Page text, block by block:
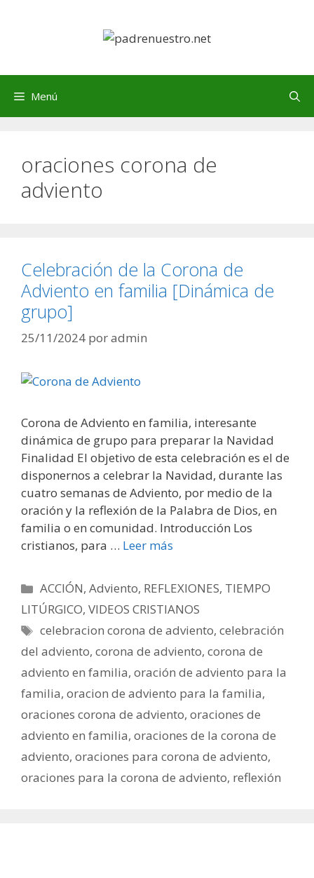
Menú
oraciones corona de
adviento
Celebración de la Corona de
Adviento en familia [Dinámica de
grupo]
25/11/2024 poradmin
Corona de Adviento en familia, interesante
dinámica de grupo para preparar la Navidad
Finalidad El objetivo de esta celebración es el de
disponernos a celebrar la Navidad, durante las
cuatro semanas de Adviento, por medio de la
oración y la reflexión de la Palabra de Dios, en
familia o en comunidad. Introducción Los
cristianos, para … Leer más
Categorías
ACCIÓN,Adviento, REFLEXIONES, TIEMPO
LITÚRGICO, VIDEOS CRISTIANOS
Etiquetas
celebracion corona de adviento,celebración
del adviento, corona de adviento, corona de
adviento en familia, oración de adviento para la
familia, oracion de adviento para la familia,
oraciones corona de adviento, oraciones de
adviento en familia, oraciones de la corona de
adviento, oraciones para corona de adviento,
oraciones para la corona de adviento, reflexión